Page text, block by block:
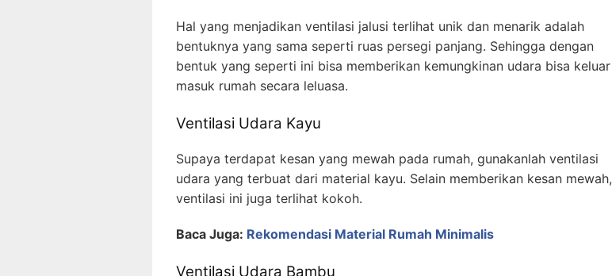
Hal yang menjadikan ventilasi jalusi terlihat unik dan menarik adalah
bentuknya yang sama seperti ruas persegi panjang. Sehingga dengan
bentuk yang seperti ini bisa memberikan kemungkinan udara bisa keluar
masuk rumah secara leluasa.
Ventilasi Udara Kayu
Supaya terdapat kesan yang mewah pada rumah, gunakanlah ventilasi
udara yang terbuat dari material kayu. Selain memberikan kesan mewah,
ventilasi ini juga terlihat kokoh.
Baca Juga: Rekomendasi Material Rumah Minimalis
Ventilasi Udara Bambu